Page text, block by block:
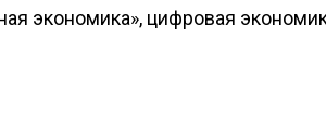
экономика», цифровая